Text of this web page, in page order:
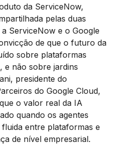
da ServiceNow,
pelas duas
ServiceNow e o Google
de que o futuro da
sobre plataformas
e não sobre jardins
presidente do
do Google Cloud,
o valor real da IA
quando os agentes
entre plataformas e
de nível empresarial.